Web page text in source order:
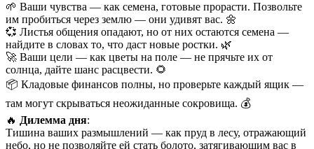
🌱 Ваши чувства — как семена, готовые прорасти. Позвольте
им пробиться через землю — они удивят вас. 🌼
💞 Листья общения опадают, но от них остаются семена —
найдите в словах то, что даст новые ростки. 🌿
🚀 Ваши цели — как цветы на поле — не прячьте их от
солнца, дайте шанс расцвести. 🌻
📦 Кладовые финансов полны, но проверьте каждый ящик —
там могут скрываться неожиданные сокровища. 💰
🔥 Дилемма дня:
Тишина ваших размышлений — как пруд в лесу, отражающий
небо, но не позволяйте ей стать болото, затягивающим вас в